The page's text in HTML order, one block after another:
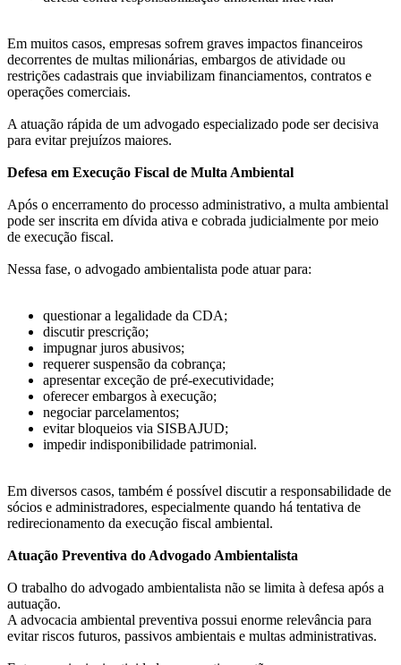
Em muitos casos, empresas sofrem graves impactos financeiros
decorrentes de multas milionárias, embargos de atividade ou
restrições cadastrais que inviabilizam financiamentos, contratos e
operações comerciais.
A atuação rápida de um advogado especializado pode ser decisiva
para evitar prejuízos maiores.
Defesa em Execução Fiscal de Multa Ambiental
Após o encerramento do processo administrativo, a multa ambiental
pode ser inscrita em dívida ativa e cobrada judicialmente por meio
de execução fiscal.
Nessa fase, o advogado ambientalista pode atuar para:
questionar a legalidade da CDA;
discutir prescrição;
impugnar juros abusivos;
requerer suspensão da cobrança;
apresentar exceção de pré-executividade;
oferecer embargos à execução;
negociar parcelamentos;
evitar bloqueios via SISBAJUD;
impedir indisponibilidade patrimonial.
Em diversos casos, também é possível discutir a responsabilidade de
sócios e administradores, especialmente quando há tentativa de
redirecionamento da execução fiscal ambiental.
Atuação Preventiva do Advogado Ambientalista
O trabalho do advogado ambientalista não se limita à defesa após a
autuação.
A advocacia ambiental preventiva possui enorme relevância para
evitar riscos futuros, passivos ambientais e multas administrativas.